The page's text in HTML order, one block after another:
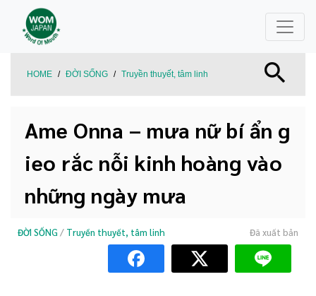
HOME / ĐỜI SỐNG / Truyền thuyết, tâm linh
Ame Onna – mưa nữ bí ẩn g
ieo rắc nỗi kinh hoàng vào
những ngày mưa
ĐỜI SỐNG / Truyền thuyết, tâm linh Đã xuất bản